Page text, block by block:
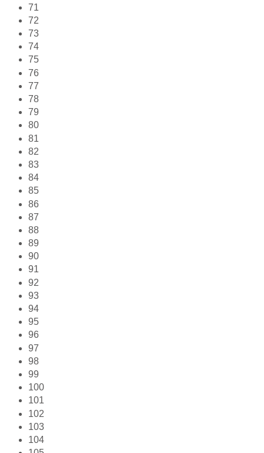
71
72
73
74
75
76
77
78
79
80
81
82
83
84
85
86
87
88
89
90
91
92
93
94
95
96
97
98
99
100
101
102
103
104